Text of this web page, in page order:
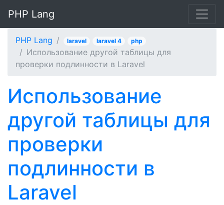
PHP Lang
PHP Lang laravel laravel 4 php
Использование другой таблицы для
проверки подлинности в Laravel
Использование
другой таблицы для
проверки
подлинности в
Laravel